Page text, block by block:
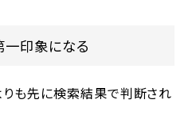
印象になる
も先に検索結果で判断され